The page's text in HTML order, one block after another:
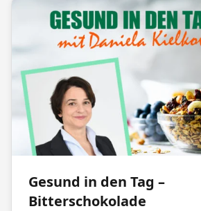
Gesund in den Tag –
Bitterschokolade